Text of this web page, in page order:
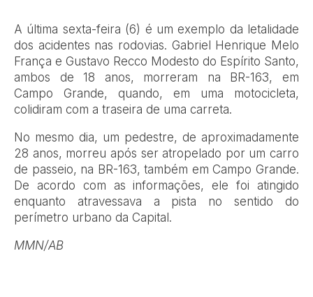
A última sexta-feira (6) é um exemplo da letalidade
dos acidentes nas rodovias. Gabriel Henrique Melo
França e Gustavo Recco Modesto do Espírito Santo,
ambos de 18 anos, morreram na BR-163, em
Campo Grande, quando, em uma motocicleta,
colidiram com a traseira de uma carreta.
No mesmo dia, um pedestre, de aproximadamente
28 anos, morreu após ser atropelado por um carro
de passeio, na BR-163, também em Campo Grande.
De acordo com as informações, ele foi atingido
enquanto atravessava a pista no sentido do
perímetro urbano da Capital.
MMN/AB